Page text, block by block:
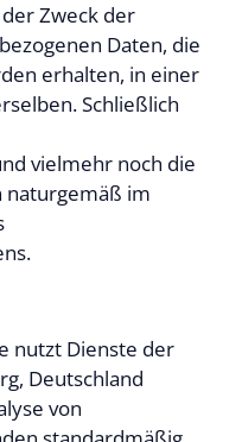
Zweck der
Daten, die
erhalten, in einer
Schließlich
vielmehr noch die
naturgemäß im
nutzt Dienste der
Deutschland
von